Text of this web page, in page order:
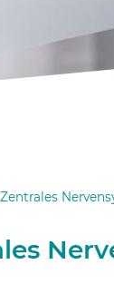
Zentrales